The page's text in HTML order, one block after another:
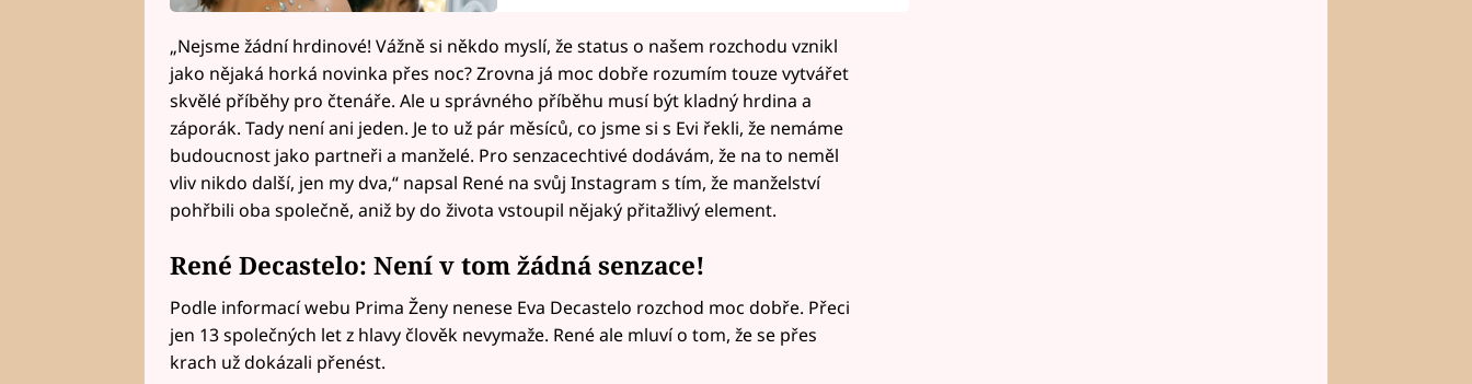
„Nejsme žádní hrdinové! Vážně si někdo myslí, že status o našem rozchodu vznikl
jako nějaká horká novinka přes noc? Zrovna já moc dobře rozumím touze vytvářet
skvělé příběhy pro čtenáře. Ale u správného příběhu musí být kladný hrdina a
záporák. Tady není ani jeden. Je to už pár měsíců, co jsme si s Evi řekli, že nemáme
budoucnost jako partneři a manželé. Pro senzacechtivé dodávám, že na to neměl
vliv nikdo další, jen my dva,“ napsal René na svůj Instagram s tím, že manželství
pohřbili oba společně, aniž by do života vstoupil nějaký přitažlivý element.
René Decastelo: Není v tom žádná senzace!
Podle informací webu Prima Ženy nenese Eva Decastelo rozchod moc dobře. Přeci
jen 13 společných let z hlavy člověk nevymaže. René ale mluví o tom, že se přes
krach už dokázali přenést.